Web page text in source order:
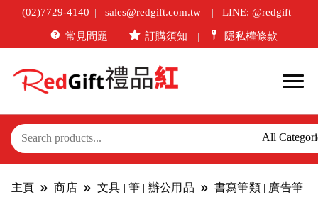
(02)7729-4140 sales@redgift.com.tw LINE: @redgift
常見問題 訂購須知 隱私權條款
主頁 商店 文具 | 筆 | 辦公用品
書寫筆類 | 廣告筆